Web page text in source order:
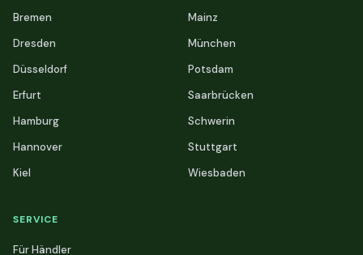
Bremen
Dresden
Düsseldorf
Erfurt
Hamburg
Hannover
Kiel
Mainz
München
Potsdam
Saarbrücken
Schwerin
Stuttgart
Wiesbaden
SERVICE
Für Händler